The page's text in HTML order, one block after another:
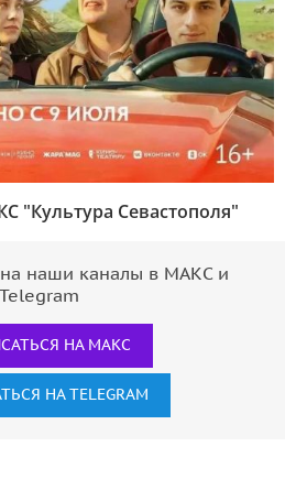
"Культура Севастополя"
наши каналы в МАКС и
Telegram
НА МАКС
НА TELEGRAM